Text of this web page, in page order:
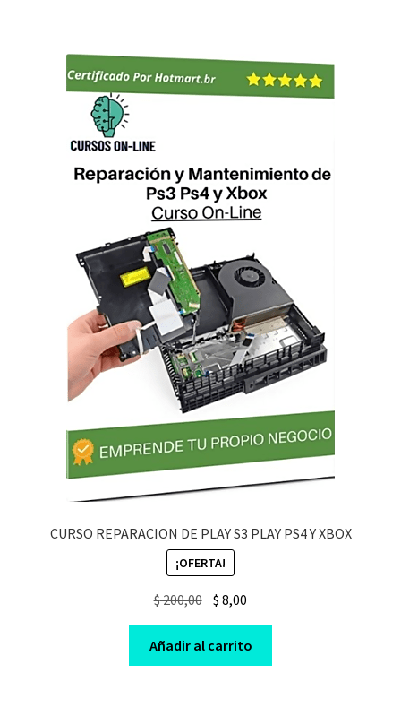
CURSO REPARACION DE PLAY S3 PLAY PS4 Y XBOX
¡OFERTA!
$200,00 Original
price
was:
$ 200,00.
$ 8,00
price
is:
$ 8,00.
Añadir al carrito